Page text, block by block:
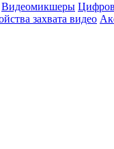
Видеомикшеры
захвата видео